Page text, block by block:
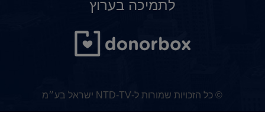
לתמיכה בערוץ
© כל הזכויות שמורות ל-NTD-TV ישראל בע״מ